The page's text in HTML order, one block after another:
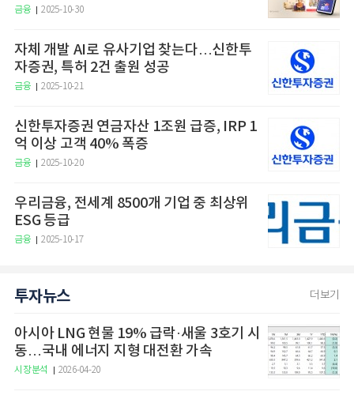
금융 2025-10-30
자체 개발 AI로 유사기업 찾는다…신한투
자증권, 특허 2건 출원 성공
금융 2025-10-21
신한투자증권 연금자산 1조원 급증, IRP 1
억 이상 고객 40% 폭증
금융 2025-10-20
우리금융, 전세계 8500개 기업 중 최상위
ESG 등급
금융 2025-10-17
투자뉴스 더보기
아시아 LNG 현물 19% 급락·새울 3호기 시
동…국내 에너지 지형 대전환 가속
시장분석 2026-04-20